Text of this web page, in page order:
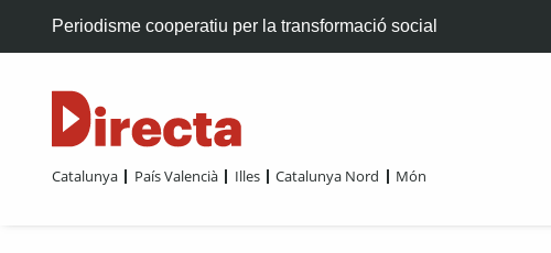
Periodisme cooperatiu per la transformació social
Catalunya País Valencià Illes Catalunya Nord Món